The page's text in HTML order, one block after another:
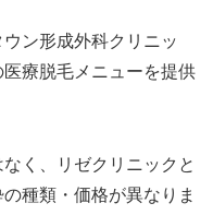
ン形成外科クリニッ
療脱毛メニューを提供
く、リゼクリニックと
種類・価格が異なりま